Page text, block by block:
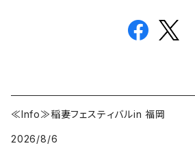
≪Info≫稲妻フェスティバルin 福岡
2026/8/6